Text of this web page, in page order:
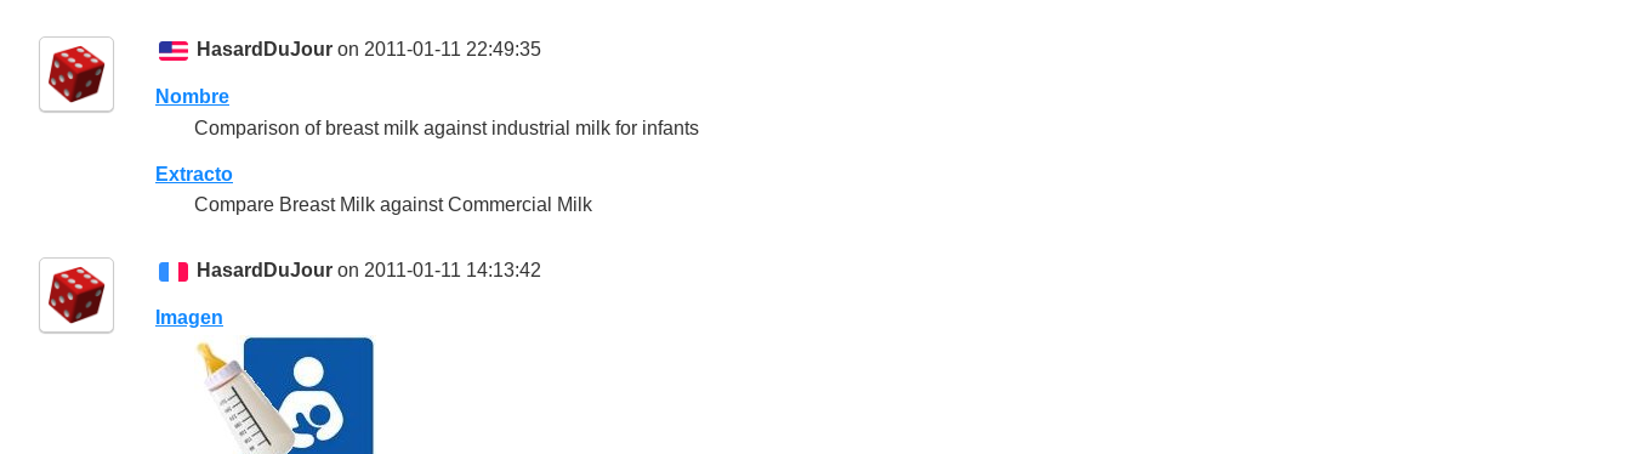
HasardDuJour on 2011-01-11 22:49:35
Nombre
Comparison of breast milk against industrial milk for infants
Extracto
Compare Breast Milk against Commercial Milk
HasardDuJour on 2011-01-11 14:13:42
Imagen